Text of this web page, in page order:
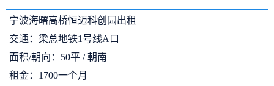
宁波海曙高桥恒迈科创园出租
交通：梁总地铁1号线A口
面积/朝向：50平 / 朝南
租金：1700一个月